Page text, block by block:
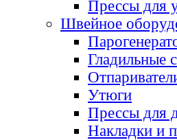
Прессы для
Швейное
Гладильные
Утюги
Прессы для
Накладки и